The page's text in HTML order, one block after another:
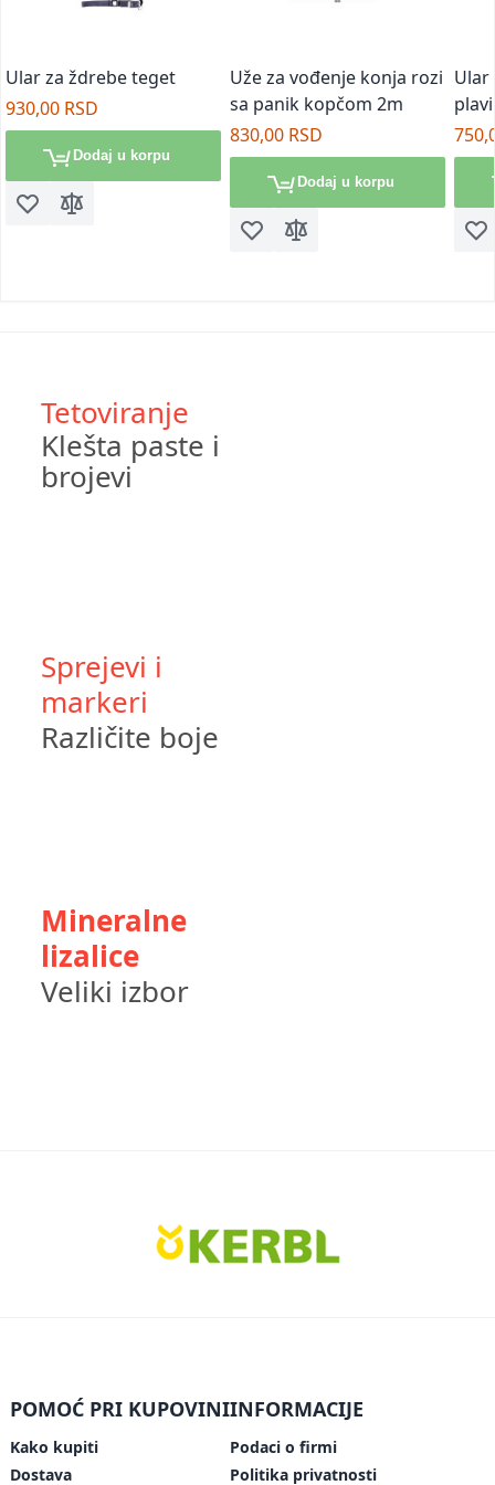
Ular za ždrebe teget
930,00 RSD
Dodaj u korpu
Dodaj u listu želja
Dodaj za poređenje
Uže za vođenje konja rozi
sa panik kopčom 2m
830,00 RSD
Dodaj u korpu
Dodaj u listu želja
Dodaj za poređenje
Ular
plavi
Tetoviranje
Klešta paste i
brojevi
Sprejevi i
markeri
Različite boje
Mineralne
lizalice
Veliki izbor
POMOĆ PRI KUPOVINI
Kako kupiti
Dostava
INFORMACIJE
Podaci o firmi
Politika privatnosti